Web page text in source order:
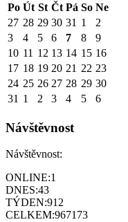
Po Út St Čt Pá So Ne
27 28 29 30 31 1
2
3
4 5 6 7 8
9
10 11 12 13 14 15 16
17 18 19 20 21 22 23
24 25 26 27 28 29 30
31 1 2 3 4 5 6
Návštěvnost
Návštěvnost:
ONLINE:1
DNES:43
TÝDEN:912
CELKEM:967173